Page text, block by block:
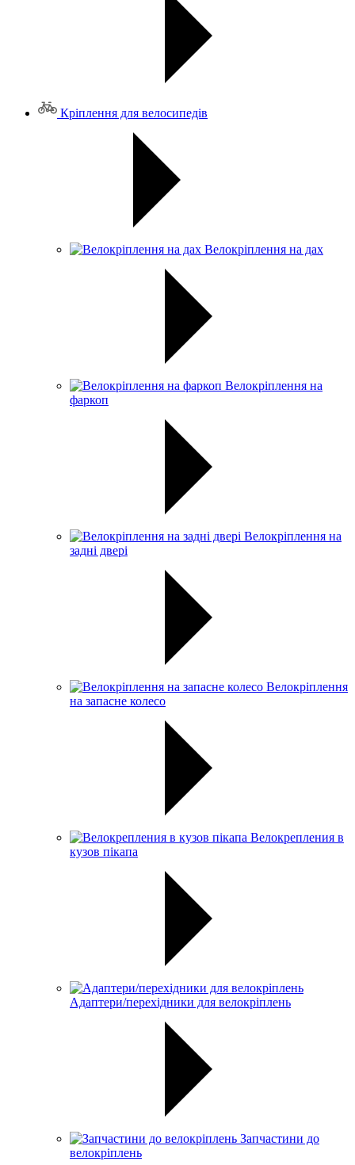
Кріплення для велосипедів
Велокріплення на дах
Велокріплення на
фаркоп
Велокріплення на
задні двері
Велокріплення
на запасне колесо
Велокрепления в
кузов пікапа
Адаптери/перехідники для велокріплень
Запчастини до
велокріплень